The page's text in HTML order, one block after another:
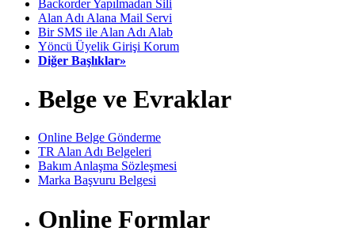
Backorder Yapılmadan Sili
Alan Adı Alana Mail Servi
Bir SMS ile Alan Adı Alab
Yöncü Üyelik Girişi Korum
Diğer Başlıklar»
Belge ve Evraklar
Online Belge Gönderme
TR Alan Adı Belgeleri
Bakım Anlaşma Sözleşmesi
Marka Başvuru Belgesi
Online Formlar